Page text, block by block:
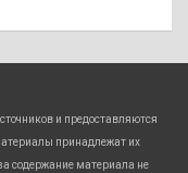
и предоставляются
принадлежат их
содержание материала не